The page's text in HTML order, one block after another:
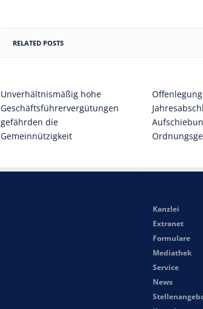
RELATED POSTS
Unverhältnismäßig hohe
Geschäftsführervergütungen
gefährden die
Gemeinnützigkeit
Kanzlei
Extranet
Formulare
Mediathek
Service
News